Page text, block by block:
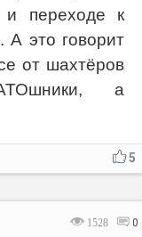
переходе к
А это говорит
от шахтёров
а
5
1528 0